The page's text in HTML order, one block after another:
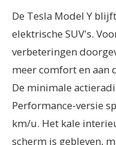
De Tesla Model Y
elektrische SUV's.
verbeteringen
meer comfort en aan
De minimale
Performance-versie
km/u. Het kale
scherm is gebleven,